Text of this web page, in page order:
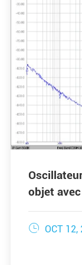
objet
 OCT 12,